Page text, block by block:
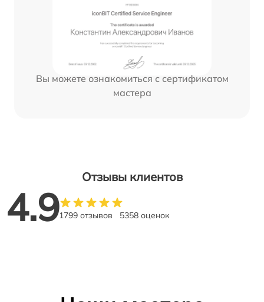
Вы можете ознакомиться с сертификатом
мастера
Отзывы клиентов
4.91799 отзывов 5358 оценок